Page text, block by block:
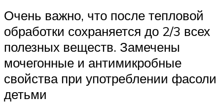
Очень важно, что после тепловой
обработки сохраняется до 2/3 всех
полезных веществ. Замечены
мочегонные и антимикробные
свойства при употреблении фасоли
детьми